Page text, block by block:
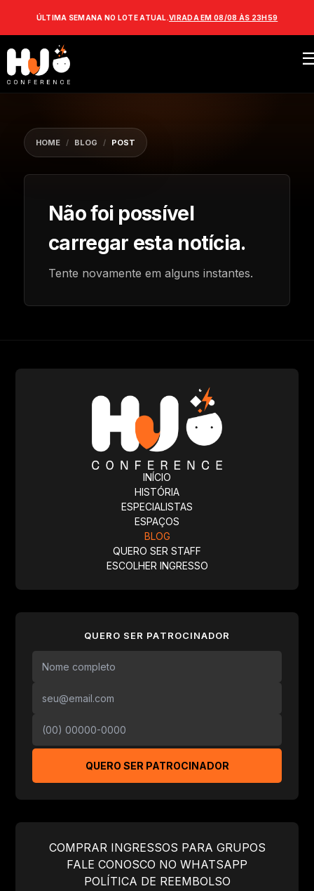
ÚLTIMA SEMANA NO LOTE ATUAL.VIRADA EM 08/08 ÀS 23H59
HOME / BLOG / POST
Não foi possível
carregar esta notícia.
Tente novamente em alguns instantes.
INÍCIO
HISTÓRIA
ESPECIALISTAS
ESPAÇOS
BLOG
QUERO SER STAFF
ESCOLHER INGRESSO
QUERO SER PATROCINADOR
QUERO SER PATROCINADOR
COMPRAR INGRESSOS PARA GRUPOS
FALE CONOSCO NO WHATSAPP
POLÍTICA DE REEMBOLSO